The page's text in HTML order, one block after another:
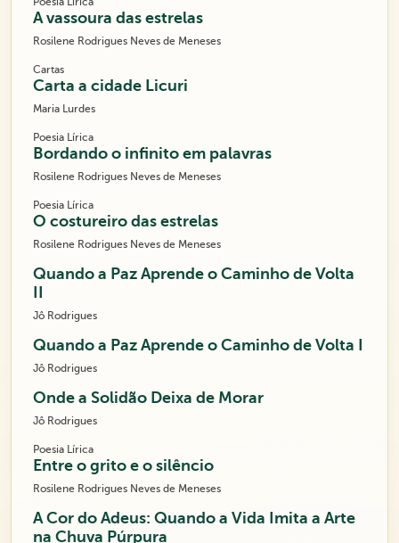
A vassoura das estrelas
Rosilene Rodrigues Neves de Meneses
Cartas
Carta a cidade Licuri
Maria Lurdes
Poesia Lírica
Bordando o infinito em palavras
Rosilene Rodrigues Neves de Meneses
Poesia Lírica
O costureiro das estrelas
Rosilene Rodrigues Neves de Meneses
Quando a Paz Aprende o Caminho de Volta
Jô Rodrigues
Quando a Paz Aprende o Caminho de Volta I
Jô Rodrigues
Onde a Solidão Deixa de Morar
Jô Rodrigues
Poesia Lírica
Entre o grito e o silêncio
Rosilene Rodrigues Neves de Meneses
A Cor do Adeus: Quando a Vida Imita a Arte
na Chuva Púrpura